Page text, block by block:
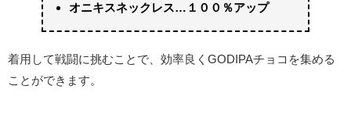
オニキスネックレス…１００％アップ
着用して戦闘に挑むことで、効率良くGODIPAチョコを集める
ことができます。